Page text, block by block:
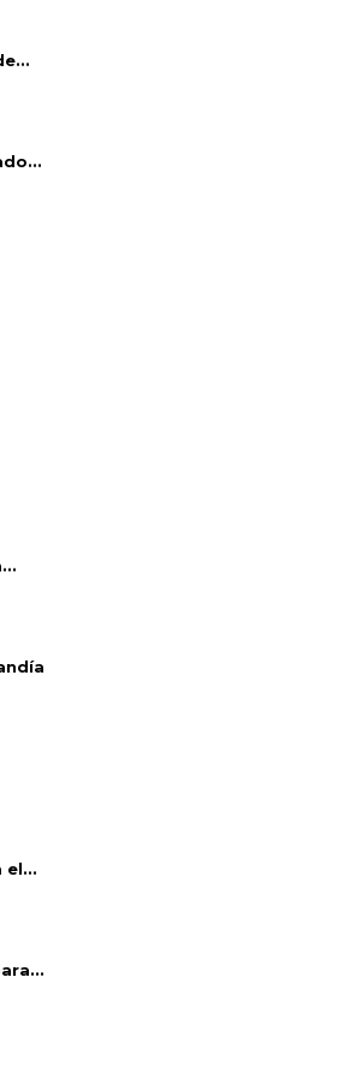
el...